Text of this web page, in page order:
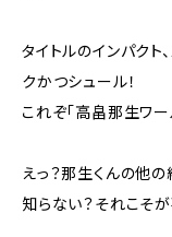
タイトルのインパクト
クかつシュール！
これぞ「高畠那生ワー
えっ？那生くんの他
知らない？それこそ